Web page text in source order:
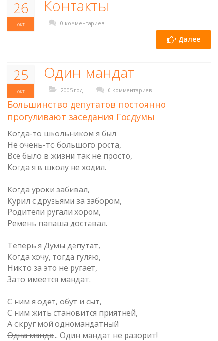
26
окт
Контакты
0 комментариев
Далее
25
окт
Один мандат
2005 год 0 комментариев
Большинство депутатов постоянно
прогуливают заседания Госдумы
Когда-то школьником я был
Не очень-то большого роста,
Все было в жизни так не просто,
Когда я в школу не ходил.
Когда уроки забивал,
Курил с друзьями за забором,
Родители ругали хором,
Ремень папаша доставал.
Теперь я Думы депутат,
Когда хочу, тогда гуляю,
Никто за это не ругает,
Зато имеется мандат.
С ним я одет, обут и сыт,
С ним жить становится приятней,
А округ мой одномандатный
Одна манда... Один мандат не разорит!